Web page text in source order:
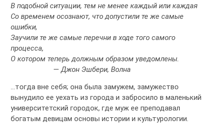
В подобной ситуации, тем не менее каждый или каждая
Со временем осознают, что допустили те же самые
ошибки,
Заучили те же самые перечни в ходе того самого
процесса,
О котором теперь должным образом уведомлены.
—Джон Эшбери, Волна
…тогда вне себя; она была замужем, замужество
вынудило ее уехать из города и забросило в маленький
университетский городок, где муж ее преподавал
богатым девицам основы истории и культурологии.